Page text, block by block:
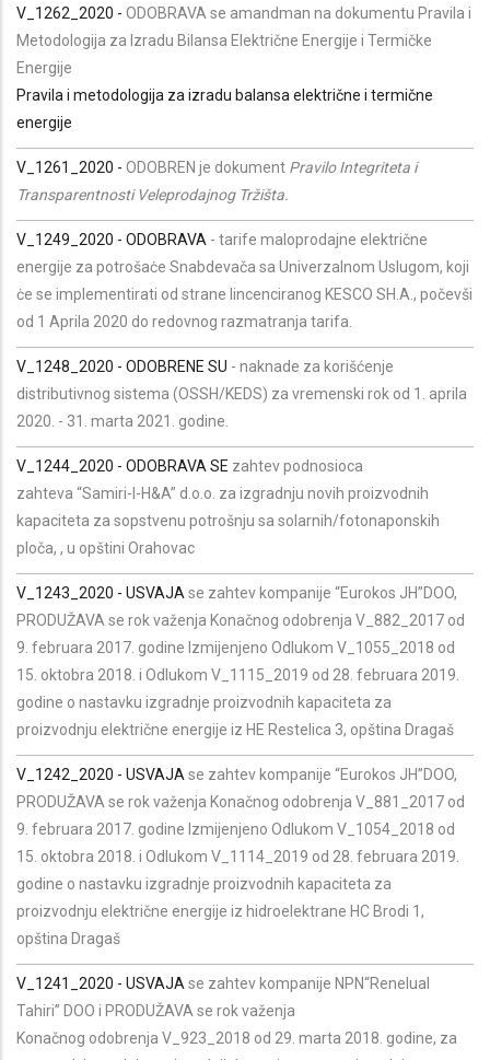
V_1262_2020 - ODOBRAVA se amandman na dokumentu Pravila i
Metodologija za Izradu Bilansa Električne Energije i Termičke
Energije
Pravila i metodologija za izradu balansa električne i termične
energije
V_1261_2020 - ODOBREN je dokument Pravilo Integriteta i
Transparentnosti Veleprodajnog Tržišta.
V_1249_2020 - ODOBRAVA - tarife maloprodajne električne
energije za potrošaċe Snabdevača sa Univerzalnom Uslugom, koji
ċe se implementirati od strane lincenciranog KESCO SH.A., počevši
od 1 Aprila 2020 do redovnog razmatranja tarifa.
V_1248_2020 - ODOBRENE SU - naknade za korišćenje
distributivnog sistema (OSSH/KEDS) za vremenski rok od 1. aprila
2020. - 31. marta 2021. godine.
V_1244_2020 - ODOBRAVA SE zahtev podnosioca
zahteva “Samiri-I-H&A” d.o.o. za izgradnju novih proizvodnih
kapaciteta za sopstvenu potrošnju sa solarnih/fotonaponskih
ploča, , u opštini Orahovac
V_1243_2020 - USVAJA se zahtev kompanije “Eurokos JH”DOO,
PRODUŽAVA se rok važenja Konačnog odobrenja V_882_2017 od
9. februara 2017. godine Izmijenjeno Odlukom V_1055_2018 od
15. oktobra 2018. i Odlukom V_1115_2019 od 28. februara 2019.
godine o nastavku izgradnje proizvodnih kapaciteta za
proizvodnju električne energije iz HE Restelica 3, opština Dragaš
V_1242_2020 - USVAJA se zahtev kompanije “Eurokos JH”DOO,
PRODUŽAVA se rok važenja Konačnog odobrenja V_881_2017 od
9. februara 2017. godine Izmijenjeno Odlukom V_1054_2018 od
15. oktobra 2018. i Odlukom V_1114_2019 od 28. februara 2019.
godine o nastavku izgradnje proizvodnih kapaciteta za
proizvodnju električne energije iz hidroelektrane HC Brodi 1,
opština Dragaš
V_1241_2020 - USVAJA se zahtev kompanije NPN“Renelual
Tahiri” DOO i PRODUŽAVA se rok važenja
Konačnog odobrenja V_923_2018 od 29. marta 2018. godine, za